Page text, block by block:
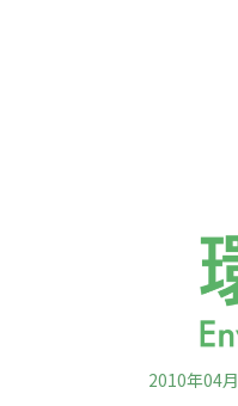
上出現變
袍。這其
在延續長
2010年04